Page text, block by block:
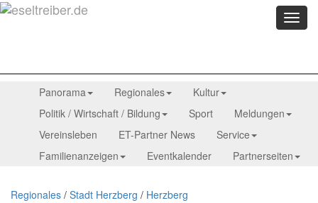
Menü
Panorama Regionales
Kultur
Politik / Wirtschaft / Bildung
Sport
Meldungen
Vereinsleben
ET-Partner News
Service
Familienanzeigen
Eventkalender Partnerseiten
Regionales / Stadt Herzberg / Herzberg